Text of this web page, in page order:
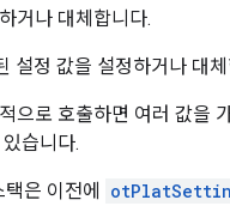
거나 대체합니다.
설정 값을 설정하거나 대
으로 호출하면 여러 값을
습니다.
은 이전에